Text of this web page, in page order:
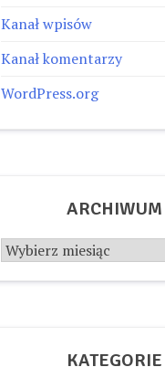
Kanał wpisów
Kanał komentarzy
WordPress.org
ARCHIWUM
Archiwum
KATEGORIE